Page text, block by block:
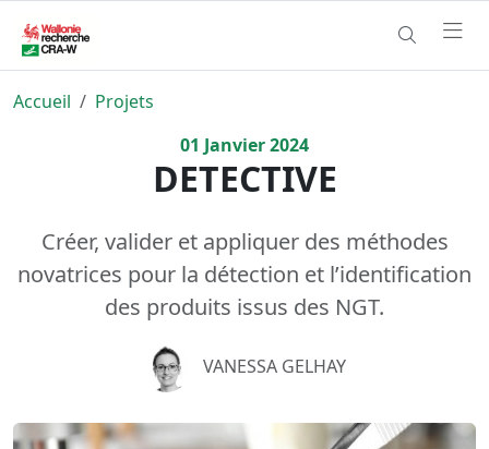
Accueil
Projets
01 Janvier2024
DETECTIVE
Créer, valider et appliquer des méthodes
novatrices pour la détection et l’identification
des produits issus des NGT.
VANESSA GELHAY